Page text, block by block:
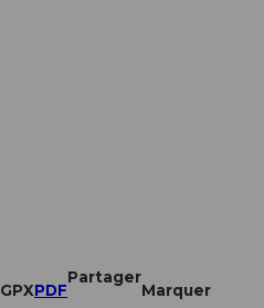
GPXPDF
Partager
Marquer